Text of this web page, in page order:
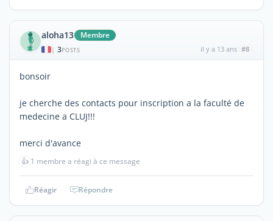
aloha13 Membre
| 3POSTS il y a 13 ans #8
bonsoir
je cherche des contacts pour inscription a la faculté de
medecine a CLUJ!!!
merci d'avance
👍 1 membre a réagi à ce message
Réagir Répondre